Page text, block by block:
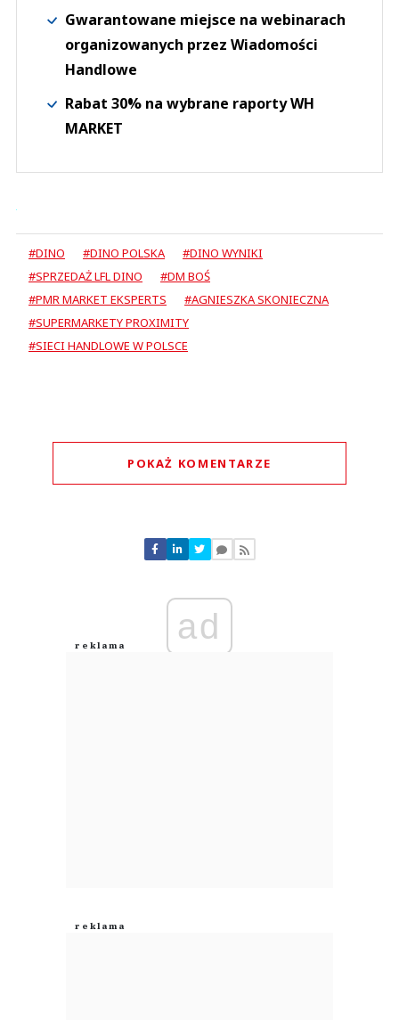
Gwarantowane miejsce na webinarach
organizowanych przez Wiadomości
Handlowe
Rabat 30% na wybrane raporty WH
MARKET
#DINO #DINO POLSKA
#DINO WYNIKI
#SPRZEDAŻ LFL DINO
#DM BOŚ
#PMR MARKET EKSPERTS
#AGNIESZKA SKONIECZNA
#SUPERMARKETY PROXIMITY
#SIECI HANDLOWE W POLSCE
POKAŻ KOMENTARZE
Nie znaleziono komentarzy
Zostaw swoje komentarze
Anuluj
ad